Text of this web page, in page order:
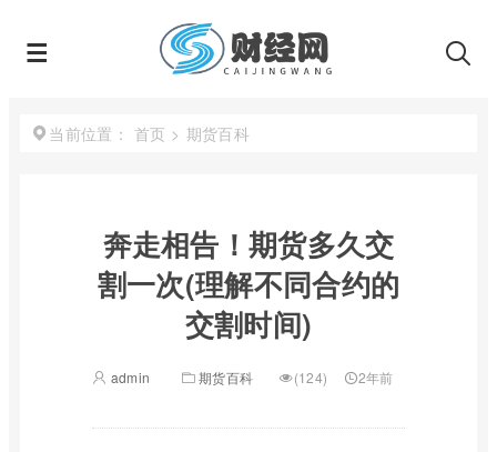
当前位置： 首页 > 期货百科
奔走相告！期货多久交
割一次(理解不同合约的
交割时间)
admin 期货百科 (124) 2年前